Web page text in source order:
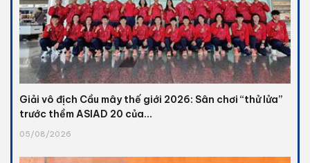
Giải vô địch Cầu mây thế giới 2026: Sân chơi “thử lửa”
trước thềm ASIAD 20 của...
05/08/2026